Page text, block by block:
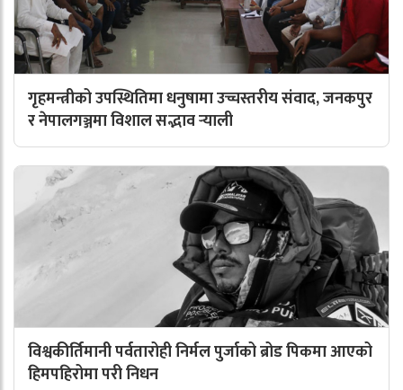
गृहमन्त्रीको उपस्थितिमा धनुषामा उच्चस्तरीय संवाद, जनकपुर
र नेपालगञ्जमा विशाल सद्भाव र्‍याली
विश्वकीर्तिमानी पर्वतारोही निर्मल पुर्जाको ब्रोड पिकमा आएको
हिमपहिरोमा परी निधन